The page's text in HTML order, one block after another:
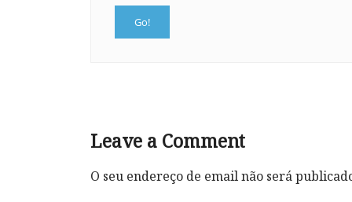
Leave a Comment
O seu endereço de email não será